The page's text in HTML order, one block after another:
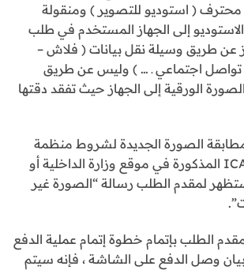
( استوديو للتصوير ) ومنقولة
إلى الجهاز المستخدم في طلب
عن طريق وسيلة نقل بيانات ( فلاش –
تواصل اجتماعي ـ … ) وليس عن طريق
الورقية إلى الجهاز حيث تفقد دقتها
مطابقة الصورة الجديدة لشروط منظمة
الطيران الدولية ICAO المذكورة في موقع وزارة الداخلية أو
لمقدم الطلب رسالة “الصورة غير
الطلب بإتمام خطوة إتمام عملية الدفع
بيان وصل الدفع على الشاشة ، فإنه سيتم